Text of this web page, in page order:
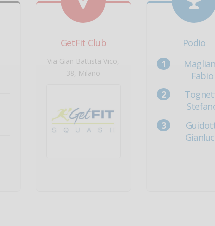
GetFit Club
Via Gian Battista Vico,
38, Milano
Podio
Fabio